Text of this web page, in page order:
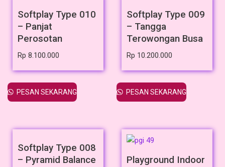
Softplay Type 010
– Panjat
Perosotan
Rp 8.100.000
PESAN SEKARANG
Softplay Type 009
– Tangga
Terowongan Busa
Rp 10.200.000
PESAN SEKARANG
Softplay Type 008
– Pyramid Balance
Playground Indoor